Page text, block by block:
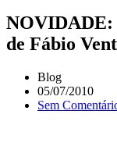
NOVIDADE:
de Fábio
Blog
05/07/2010
Sem